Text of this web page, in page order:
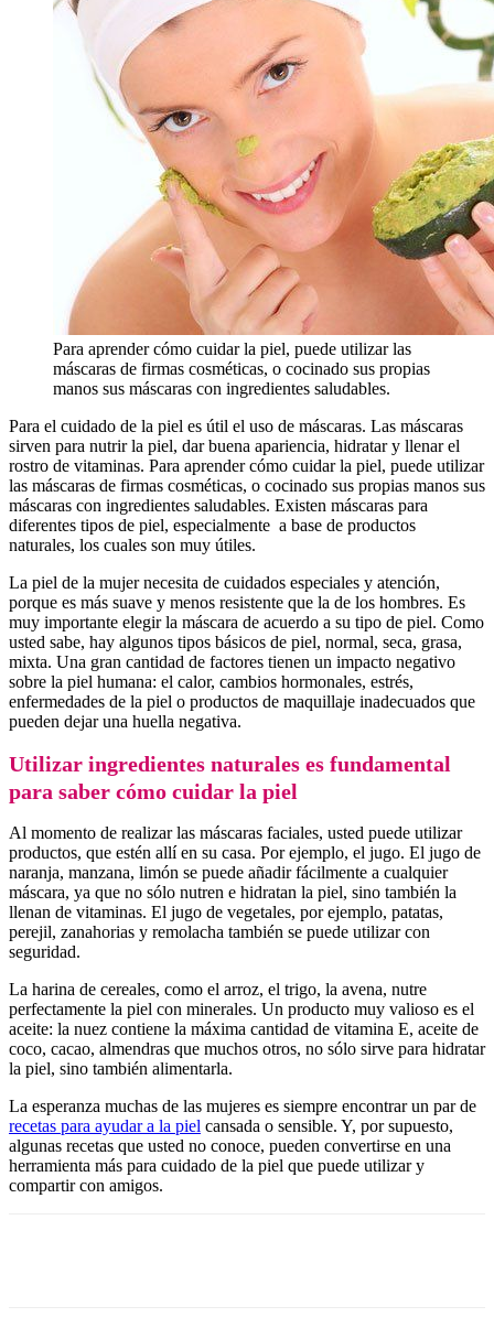
Para aprender cómo cuidar la piel, puede utilizar las
máscaras de firmas cosméticas, o cocinado sus propias
manos sus máscaras con ingredientes saludables.
Para el cuidado de la piel es útil el uso de máscaras. Las máscaras
sirven para nutrir la piel, dar buena apariencia, hidratar y llenar el
rostro de vitaminas. Para aprender cómo cuidar la piel, puede utilizar
las máscaras de firmas cosméticas, o cocinado sus propias manos sus
máscaras con ingredientes saludables. Existen máscaras para
diferentes tipos de piel, especialmente a base de productos
naturales, los cuales son muy útiles.
La piel de la mujer necesita de cuidados especiales y atención,
porque es más suave y menos resistente que la de los hombres. Es
muy importante elegir la máscara de acuerdo a su tipo de piel. Como
usted sabe, hay algunos tipos básicos de piel, normal, seca, grasa,
mixta. Una gran cantidad de factores tienen un impacto negativo
sobre la piel humana: el calor, cambios hormonales, estrés,
enfermedades de la piel o productos de maquillaje inadecuados que
pueden dejar una huella negativa.
Utilizar ingredientes naturales es fundamental
para saber cómo cuidar la piel
Al momento de realizar las máscaras faciales, usted puede utilizar
productos, que estén allí en su casa. Por ejemplo, el jugo. El jugo de
naranja, manzana, limón se puede añadir fácilmente a cualquier
máscara, ya que no sólo nutren e hidratan la piel, sino también la
llenan de vitaminas. El jugo de vegetales, por ejemplo, patatas,
perejil, zanahorias y remolacha también se puede utilizar con
seguridad.
La harina de cereales, como el arroz, el trigo, la avena, nutre
perfectamente la piel con minerales. Un producto muy valioso es el
aceite: la nuez contiene la máxima cantidad de vitamina E, aceite de
coco, cacao, almendras que muchos otros, no sólo sirve para hidratar
la piel, sino también alimentarla.
La esperanza muchas de las mujeres es siempre encontrar un par de
recetas para ayudar a la piel cansada o sensible. Y, por supuesto,
algunas recetas que usted no conoce, pueden convertirse en una
herramienta más para cuidado de la piel que puede utilizar y
compartir con amigos.